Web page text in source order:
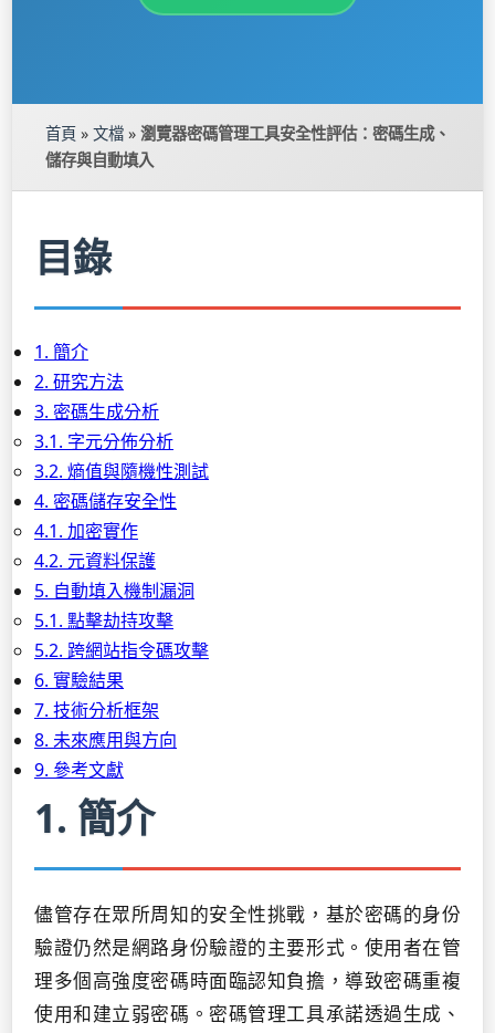
首頁 » 文檔 » 瀏覽器密碼管理工具安全性評估：密碼生成、
儲存與自動填入
目錄
1. 簡介
2. 研究方法
3. 密碼生成分析
3.1. 字元分佈分析
3.2. 熵值與隨機性測試
4. 密碼儲存安全性
4.1. 加密實作
4.2. 元資料保護
5. 自動填入機制漏洞
5.1. 點擊劫持攻擊
5.2. 跨網站指令碼攻擊
6. 實驗結果
7. 技術分析框架
8. 未來應用與方向
9. 參考文獻
1. 簡介
儘管存在眾所周知的安全性挑戰，基於密碼的身份
驗證仍然是網路身份驗證的主要形式。使用者在管
理多個高強度密碼時面臨認知負擔，導致密碼重複
使用和建立弱密碼。密碼管理工具承諾透過生成、